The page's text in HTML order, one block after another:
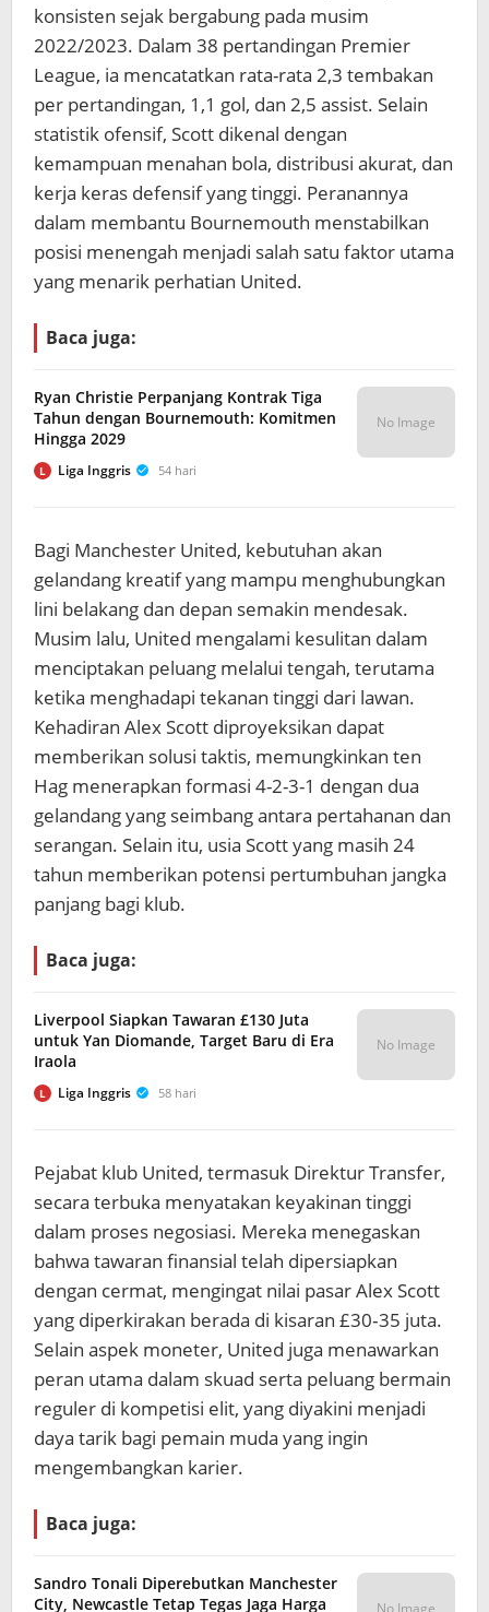
konsisten sejak bergabung pada musim
2022/2023. Dalam 38 pertandingan Premier
League, ia mencatatkan rata-rata 2,3 tembakan
per pertandingan, 1,1 gol, dan 2,5 assist. Selain
statistik ofensif, Scott dikenal dengan
kemampuan menahan bola, distribusi akurat, dan
kerja keras defensif yang tinggi. Peranannya
dalam membantu Bournemouth menstabilkan
posisi menengah menjadi salah satu faktor utama
yang menarik perhatian United.
Baca juga:
Ryan Christie Perpanjang Kontrak Tiga
Tahun dengan Bournemouth: Komitmen
Hingga 2029
L Liga Inggris 54 hari
No Image
Bagi Manchester United, kebutuhan akan
gelandang kreatif yang mampu menghubungkan
lini belakang dan depan semakin mendesak.
Musim lalu, United mengalami kesulitan dalam
menciptakan peluang melalui tengah, terutama
ketika menghadapi tekanan tinggi dari lawan.
Kehadiran Alex Scott diproyeksikan dapat
memberikan solusi taktis, memungkinkan ten
Hag menerapkan formasi 4-2-3-1 dengan dua
gelandang yang seimbang antara pertahanan dan
serangan. Selain itu, usia Scott yang masih 24
tahun memberikan potensi pertumbuhan jangka
panjang bagi klub.
Baca juga:
Liverpool Siapkan Tawaran £130 Juta
untuk Yan Diomande, Target Baru di Era
Iraola
L Liga Inggris 58 hari
No Image
Pejabat klub United, termasuk Direktur Transfer,
secara terbuka menyatakan keyakinan tinggi
dalam proses negosiasi. Mereka menegaskan
bahwa tawaran finansial telah dipersiapkan
dengan cermat, mengingat nilai pasar Alex Scott
yang diperkirakan berada di kisaran £30‑35 juta.
Selain aspek moneter, United juga menawarkan
peran utama dalam skuad serta peluang bermain
reguler di kompetisi elit, yang diyakini menjadi
daya tarik bagi pemain muda yang ingin
mengembangkan karier.
Baca juga:
Sandro Tonali Diperebutkan Manchester
City, Newcastle Tetap Tegas Jaga Harga
No Image